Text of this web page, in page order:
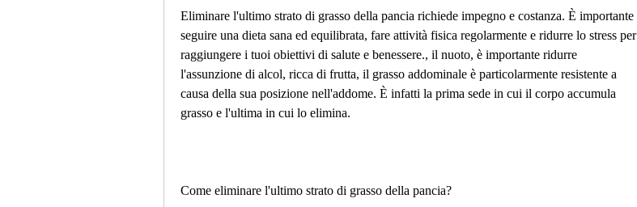
Eliminare l'ultimo strato di grasso della pancia richiede impegno e costanza. È importante
seguire una dieta sana ed equilibrata, fare attività fisica regolarmente e ridurre lo stress per
raggiungere i tuoi obiettivi di salute e benessere., il nuoto, è importante ridurre
l'assunzione di alcol, ricca di frutta, il grasso addominale è particolarmente resistente a
causa della sua posizione nell'addome. È infatti la prima sede in cui il corpo accumula
grasso e l'ultima in cui lo elimina.
Come eliminare l'ultimo strato di grasso della pancia?